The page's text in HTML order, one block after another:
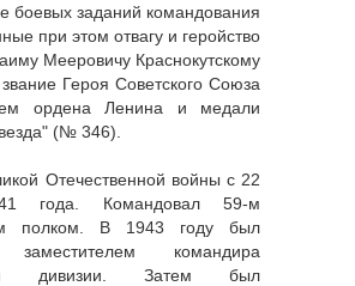
боевых заданий командования
при этом отвагу и геройство
Мееровичу Краснокутскому
Героя Советского Союза
ордена Ленина и медали
(№ 346).
Отечественной войны с 22
года. Командовал 59-м
полком. В 1943 году был
заместителем командира
дивизии. Затем был